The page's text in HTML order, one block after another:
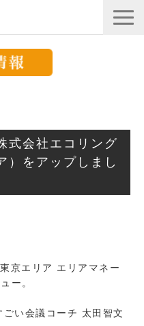
ジ
覧
式会社エコリング
）をアップしまし
京エリア エリアマネー
ー。
い会議コーチ 太田智文